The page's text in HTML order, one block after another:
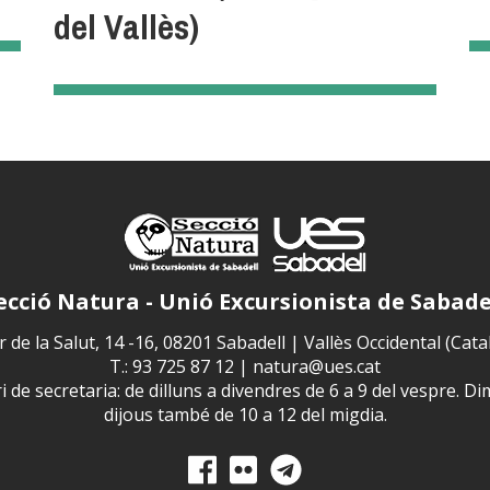
del Vallès)
Natura - Unió Excursionista de
de la Salut, 14 -16, 08201 Sabadell | Vallès Occidental
T.: 93 725 87 12 | natura@ues.cat
de secretaria: de dilluns a divendres de 6 a 9 del vespre.
dijous també de 10 a 12 del migdia.